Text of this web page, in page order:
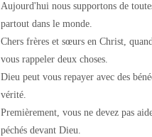
Aujourd'hui nous supportons de
partout dans le monde.
Chers frères et sœurs en Christ,
vous rappeler deux choses.
Dieu peut vous repayer avec des
vérité.
Premièrement, vous ne devez pas
péchés devant Dieu.